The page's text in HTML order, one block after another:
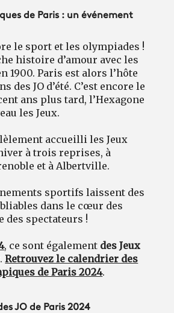
de Paris : un événement
le sport et les olympiades !
histoire d’amour avec les
1900. Paris est alors l’hôte
des JO d’été. C’est encore le
ans plus tard, l’Hexagone
les Jeux.
accueilli les Jeux
à trois reprises, à
et à Albertville.
sportifs laissent des
dans le cœur des
des spectateurs !
, ce sont également des Jeux
.Retrouvez le calendrier des
de Paris 2024.
JO de Paris 2024